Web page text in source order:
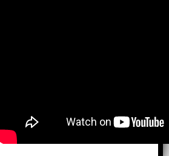
somos-hermanos.mx. Todos los
previa autorización, queda
prohibida la publicación,
y cualquier otro uso de los
contenidos.